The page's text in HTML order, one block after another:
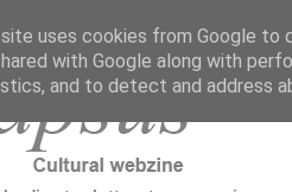
uses cookies from Google to
with Google along with
and to detect and address